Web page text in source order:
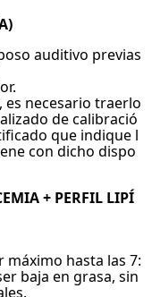
auditivo previas
necesario traerlo
de calibració
que indique l
con dicho dispo
+ PERFIL LIPÍ
hasta las 7:
baja en grasa, sin